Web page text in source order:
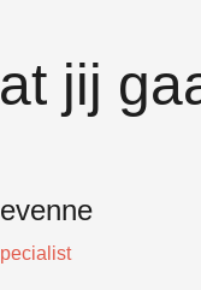
jij